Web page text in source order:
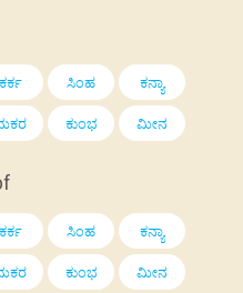
ಕರ್ಕ ಸಿಂಹ ಕನ್ಯಾ
ಕುಂಭ ಮೀನ
ಕರ್ಕ ಸಿಂಹ ಕನ್ಯಾ
ಕುಂಭ ಮೀನ